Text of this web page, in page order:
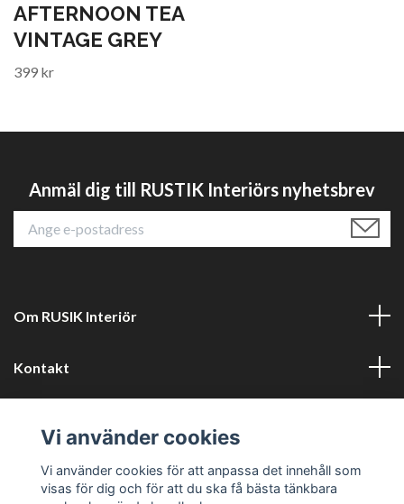
AFTERNOON TEA
VINTAGE GREY
399 kr
Anmäl dig till RUSTIK Interiörs nyhetsbrev
Om RUSIK Interiör
Kontakt
Sociala medier
Vi använder cookies
Vi använder cookies för att anpassa det innehåll som
visas för dig och för att du ska få bästa tänkbara